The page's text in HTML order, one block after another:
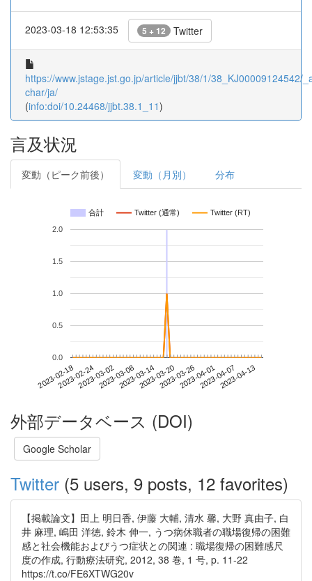
2023-03-18 12:53:35 5 + 12 Twitter
https://www.jstage.jst.go.jp/article/jjbt/38/1/38_KJ00009124542/
char/ja/
(info:doi/10.24468/jjbt.38.1_11)
言及状況
変動（ピーク前後） 変動（月別） 分布
合計 Twitter (通常) Twitter (RT)
2023-02-182023-02-242023-03-022023-03-082023-03-142023-03-202023-03-262023-04-012023-04-072023-04-13
0.0
0.5
1.0
1.5
2.0
外部データベース (DOI)
Google Scholar
Twitter (5 users, 9 posts, 12 favorites)
【掲載論文】田上 明日香, 伊藤 大輔, 清水 馨, 大野 真由子, 白
井 麻理, 嶋田 洋徳, 鈴木 伸一, うつ病休職者の職場復帰の困難
感と社会機能およびうつ症状との関連 : 職場復帰の困難感尺
度の作成, 行動療法研究, 2012, 38 巻, 1 号, p. 11-22
https://t.co/FE6XTWG20v